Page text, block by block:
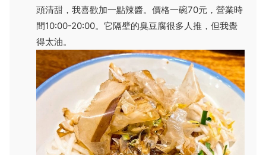
頭清甜，我喜歡加一點辣醬。價格一碗70元，營業時
間10:00-20:00。它隔壁的臭豆腐很多人推，但我覺
得太油。